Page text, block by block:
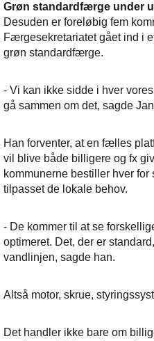
Grøn standardfærge under
Desuden er foreløbig fem
Færgesekretariatet gået ind i
grøn standardfærge.
- Vi kan ikke sidde i hver
gå sammen om det, sagde
Han forventer, at en fælles
vil blive både billigere og fx
kommunerne bestiller hver
tilpasset de lokale behov.
- De kommer til at se
optimeret. Det, der er
vandlinjen, sagde han.
Altså motor, skrue,
Det handler ikke bare om